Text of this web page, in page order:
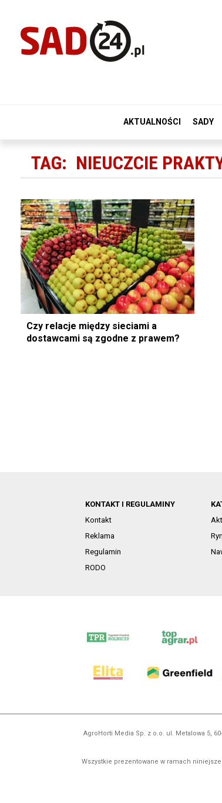
AKTUALNOŚCI SADY
TAG: NIEUCZCIE
Czy relacje między sieciami a
dostawcami są zgodne z prawem?
KONTAKT I REGULAMINY
Kontakt
Reklama
Regulamin
RODO
AgroHorti Media Sp. z o.o. ul. Metalowa 5,
Wszystkie prezentowane w ramach